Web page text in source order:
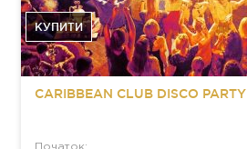
КУПИТИ
CARIBBEAN CLUB DISCO PARTY
Початок: